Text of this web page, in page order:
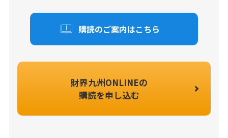
購読のご案内はこちら
財界九州ONLINEの
購読を申し込む